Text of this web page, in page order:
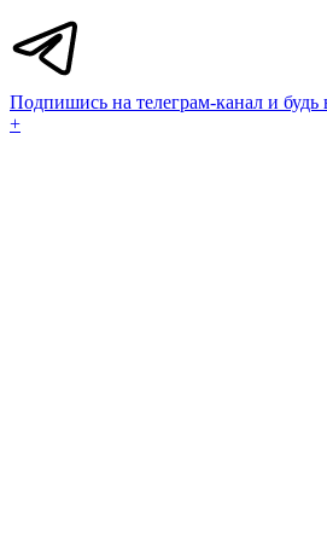
Подпишись на телеграм-канал и будь
+